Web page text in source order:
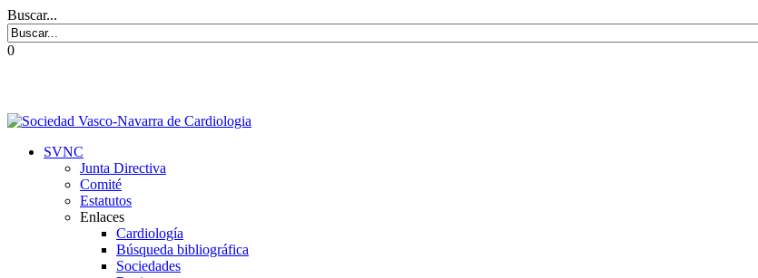
Buscar...
0
SVNC
Junta Directiva
Comité
Estatutos
Enlaces
Cardiología
Búsqueda bibliográfica
Sociedades